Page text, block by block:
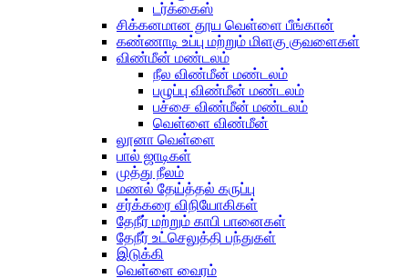
டர்க்கைஸ்
சிக்கனமான தூய வெள்ளை பீங்கான்
கண்ணாடி உப்பு மற்றும் மிளகு குவளைகள்
விண்மீன் மண்டலம்
நீல விண்மீன் மண்டலம்
பழுப்பு விண்மீன் மண்டலம்
பச்சை விண்மீன் மண்டலம்
வெள்ளை விண்மீன்
லூனா வெள்ளை
பால் ஜாடிகள்
முத்து நீலம்
மணல் தேய்த்தல் கருப்பு
சர்க்கரை விநியோகிகள்
தேநீர் மற்றும் காபி பானைகள்
தேநீர் உட்செலுத்தி பந்துகள்
இடுக்கி
வெள்ளை வைரம்